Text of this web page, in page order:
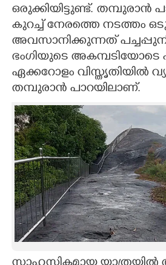
ഒരുക്കിയിട്ടുണ്ട്. തമ്പുരാൻ
കുറച്ച് നേരത്തെ നടത്തം
അവസാനിക്കുന്നത്
ഭംഗിയുടെ അകമ്പടിയോടെ
ഏക്കറോളം വിസ്തൃതിയിൽ
തമ്പുരാൻ പാറയിലാണ്.